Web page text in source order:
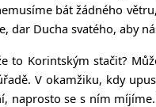
bát žádného
dar Ducha svatého, aby
to Korintským stačit?
V okamžiku, kdy
naprosto se s ním